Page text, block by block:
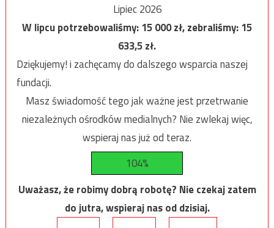
Lipiec 2026
W lipcu potrzebowaliśmy:15 000zł, zebraliśmy:15
633,5zł.
Dziękujemy! i zachęcamy do dalszego wsparcia naszej
fundacji.
Masz świadomość tego jak ważne jest przetrwanie
niezależnych ośrodków medialnych? Nie zwlekaj więc,
wspieraj nas już od teraz.
104%
Uważasz, że robimy dobrą robotę? Nie czekaj zatem
do jutra, wspieraj nas od dzisiaj.